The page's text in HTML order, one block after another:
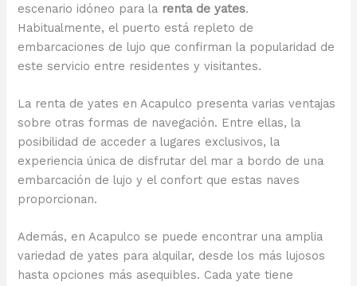
escenario idóneo para la renta de yates.
Habitualmente, el puerto está repleto de
embarcaciones de lujo que confirman la popularidad de
este servicio entre residentes y visitantes.
La renta de yates en Acapulco presenta varias ventajas
sobre otras formas de navegación. Entre ellas, la
posibilidad de acceder a lugares exclusivos, la
experiencia única de disfrutar del mar a bordo de una
embarcación de lujo y el confort que estas naves
proporcionan.
Además, en Acapulco se puede encontrar una amplia
variedad de yates para alquilar, desde los más lujosos
hasta opciones más asequibles. Cada yate tiene